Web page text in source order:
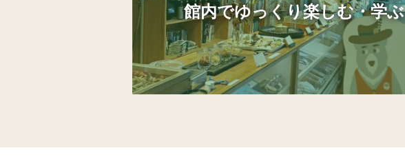
館内でゆっくり楽しむ・学ぶ